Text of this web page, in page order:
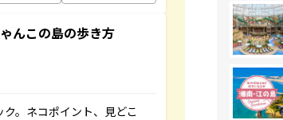
この島の歩き方
。ネコポイント、見どこ